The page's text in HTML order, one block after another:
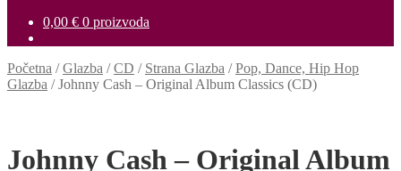
0,00 € 0 proizvoda
Početna /Glazba /CD / Strana Glazba /Pop, Dance, Hip Hop
Glazba /Johnny Cash – Original Album Classics (CD)
Johnny Cash – Original Album